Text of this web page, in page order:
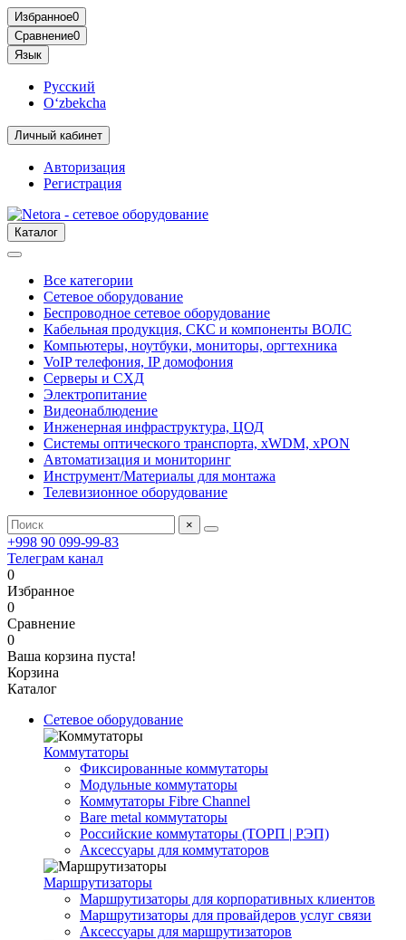
Избранное0
Сравнение0
Язык
Русский
O‘zbekcha
Личный кабинет
Авторизация
Регистрация
Каталог
Все категории
Сетевое оборудование
Беспроводное сетевое оборудование
Кабельная продукция, СКС и компоненты ВОЛС
Компьютеры, ноутбуки, мониторы, оргтехника
VoIP телефония, IP домофония
Серверы и СХД
Электропитание
Видеонаблюдение
Инженерная инфраструктура, ЦОД
Системы оптического транспорта, xWDM, xPON
Автоматизация и мониторинг
Инструмент/Материалы для монтажа
Телевизионное оборудование
×
+998 90 099-99-83
Телеграм канал
0
Избранное
0
Сравнение
0
Ваша корзина пуста!
Корзина
Каталог
Сетевое оборудование
Коммутаторы
Фиксированные коммутаторы
Модульные коммутаторы
Коммутаторы Fibre Channel
Bare metal коммутаторы
Российские коммутаторы (ТОРП | РЭП)
Аксессуары для коммутаторов
Маршрутизаторы
Маршрутизаторы для корпоративных клиентов
Маршрутизаторы для провайдеров услуг связи
Аксессуары для маршрутизаторов